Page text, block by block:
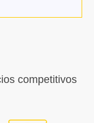
competitivos